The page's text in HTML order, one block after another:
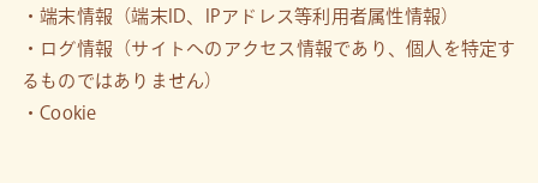
・端末情報（端末ID、IPアドレス等利用者属性情報）
・ログ情報（サイトへのアクセス情報であり、個人を特定す
るものではありません）
・Cookie